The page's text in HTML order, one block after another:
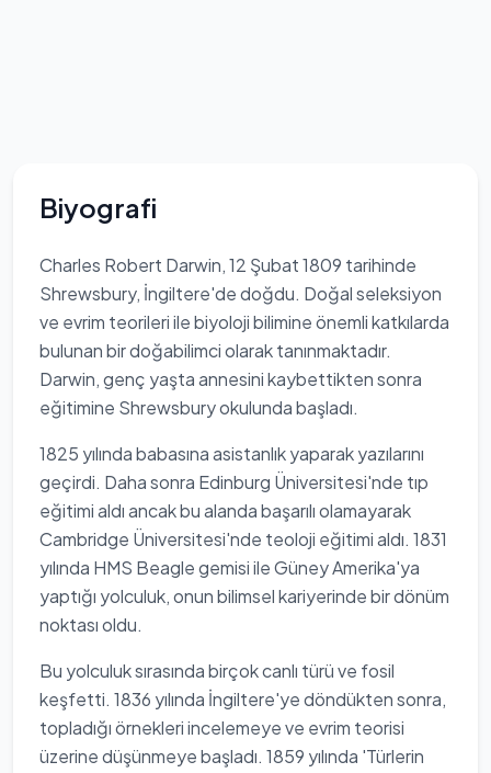
Biyografi
Charles Robert Darwin, 12 Şubat 1809 tarihinde
Shrewsbury, İngiltere'de doğdu. Doğal seleksiyon
ve evrim teorileri ile biyoloji bilimine önemli katkılarda
bulunan bir doğabilimci olarak tanınmaktadır.
Darwin, genç yaşta annesini kaybettikten sonra
eğitimine Shrewsbury okulunda başladı.
1825 yılında babasına asistanlık yaparak yazılarını
geçirdi. Daha sonra Edinburg Üniversitesi'nde tıp
eğitimi aldı ancak bu alanda başarılı olamayarak
Cambridge Üniversitesi'nde teoloji eğitimi aldı. 1831
yılında HMS Beagle gemisi ile Güney Amerika'ya
yaptığı yolculuk, onun bilimsel kariyerinde bir dönüm
noktası oldu.
Bu yolculuk sırasında birçok canlı türü ve fosil
keşfetti. 1836 yılında İngiltere'ye döndükten sonra,
topladığı örnekleri incelemeye ve evrim teorisi
üzerine düşünmeye başladı. 1859 yılında 'Türlerin